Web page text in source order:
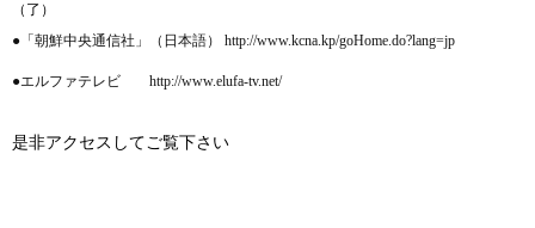
（了）
●「朝鮮中央通信社」（日本語） http://www.kcna.kp/goHome.do?lang=jp
●エルファテレビ http://www.elufa-tv.net/
是非アクセスしてご覧下さい